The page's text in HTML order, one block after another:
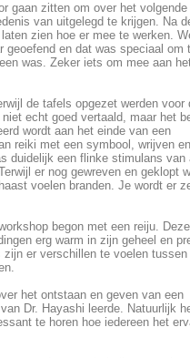
gaan zitten om over het volgende
van uitgelegd te krijgen. Na
zien hoe er mee te werken.
geoefend en dat was speciaal om
was. Zeker iets om mee aan
de tafels opgezet werden voor
echt goed vertaald, maar het
wordt aan het einde van een
reiki met een symbool, wrijven en
duidelijk een flinke stimulans van
er nog gewreven en geklopt
voelen branden. Je wordt er
begon met een reiju. Deze
erg warm in zijn geheel en
er verschillen te voelen tussen
het ontstaan en geven van een
Dr. Hayashi leerde. Natuurlijk
te horen hoe iedereen het